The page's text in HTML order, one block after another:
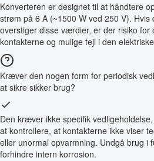
Konverteren er designet til at håndtere
strøm på 6 A (~1500 W ved 250 V).
overstiger disse værdier, er der risiko for
kontakterne og mulige fejl i den
Kræver den nogen form for periodisk
at sikre sikker brug?
Den kræver ikke specifik
at kontrollere, at kontakterne ikke viser
eller unormal opvarmning. Undgå brug i
forhindre intern korrosion.